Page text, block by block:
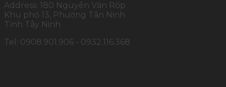
Address: 180 Nguyễn Văn Rốp
Khu phố 13, Phường Tân Ninh
Tỉnh Tây Ninh
Tel: 0908.901.906 - 0932.116.368